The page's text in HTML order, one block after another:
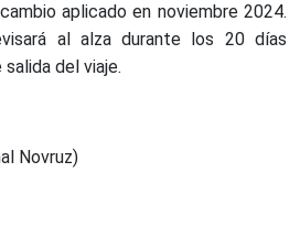
aplicado en noviembre 2024.
al alza durante los 20 días
del viaje.
Novruz)